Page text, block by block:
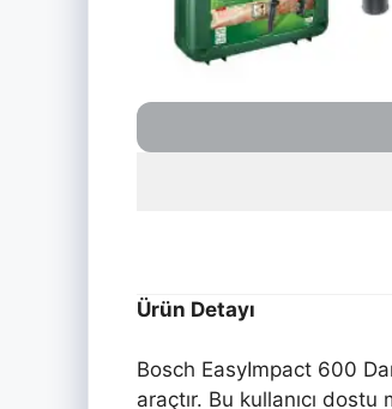
Ürün Detayı
Bosch EasyImpact 600
araçtır. Bu kullanıcı